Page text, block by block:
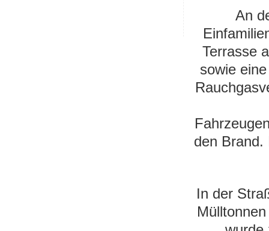
An
Terrasse
sowie
den Brand.
In der